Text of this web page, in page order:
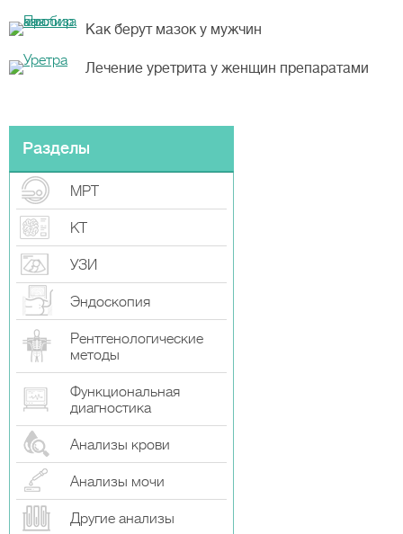
Как берут мазок у мужчин
Лечение уретрита у женщин препаратами
Разделы
МРТ
КТ
УЗИ
Эндоскопия
Рентгенологические
методы
Функциональная
диагностика
Анализы крови
Анализы мочи
Другие анализы